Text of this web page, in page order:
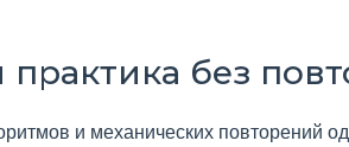
без
и механических повторений